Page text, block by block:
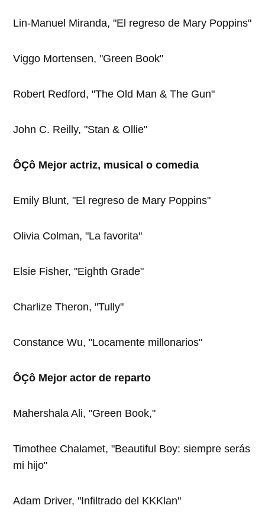
Lin-Manuel Miranda, "El regreso de Mary Poppins"
Viggo Mortensen, "Green Book"
Robert Redford, "The Old Man & The Gun"
John C. Reilly, "Stan & Ollie"
ÔÇô Mejor actriz, musical o comedia
Emily Blunt, "El regreso de Mary Poppins"
Olivia Colman, "La favorita"
Elsie Fisher, "Eighth Grade"
Charlize Theron, "Tully"
Constance Wu, "Locamente millonarios"
ÔÇô Mejor actor de reparto
Mahershala Ali, "Green Book,"
Timothee Chalamet, "Beautiful Boy: siempre serás
mi hijo"
Adam Driver, "Infiltrado del KKKlan"